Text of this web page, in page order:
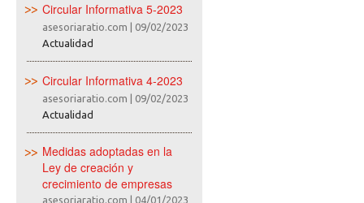
Circular Informativa 5-2023
asesoriaratio.com
09/02/2023
Actualidad
Circular Informativa 4-2023
asesoriaratio.com
09/02/2023
Actualidad
Medidas adoptadas en la
Ley de creación y
crecimiento de empresas
asesoriaratio.com
04/01/2023